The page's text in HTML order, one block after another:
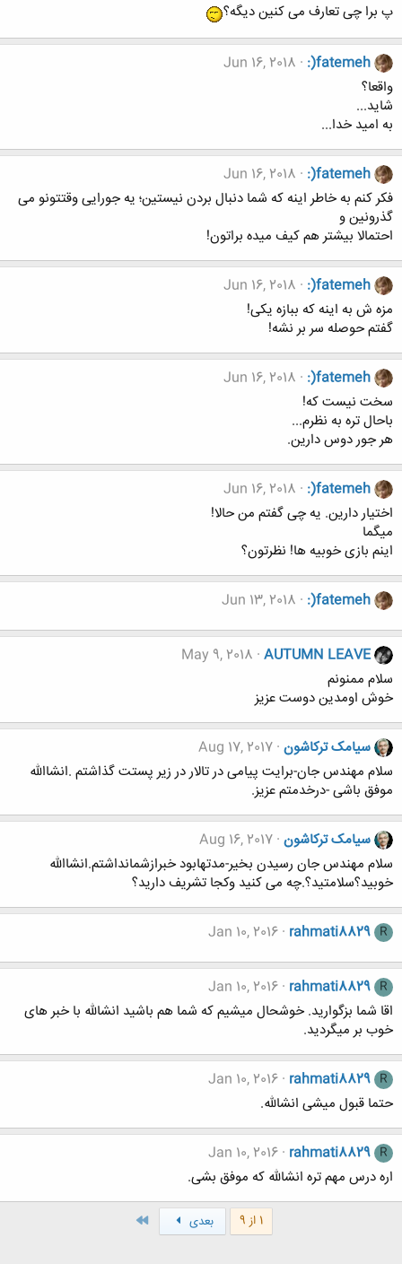
پ برا چی تعارف می کنین دیگه؟
:)fatemeh
Jun 16, 2018
واقعا؟
شاید...
به امید خدا...
:)fatemeh
Jun 16, 2018
فکر کنم به خاطر اینه که شما دنبال بردن نیستین؛ یه جورایی وقتتونو می
گذرونین و
احتمالا بیشتر هم کیف میده براتون!
:)fatemeh
Jun 16, 2018
مزه ش به اینه که ببازه یکی!
گفتم حوصله سر بر نشه!
:)fatemeh
Jun 16, 2018
سخت نیست که!
باحال تره به نظرم...
هر جور دوس دارین.
:)fatemeh
Jun 16, 2018
اختیار دارین. یه چی گفتم من حالا!
میگما
اینم بازی خوبیه ها! نظرتون؟
:)fatemeh
Jun 13, 2018
AUTUMN LEAVE
May 9, 2018
سلام ممنونم
خوش اومدین دوست عزیز
سیامک ترکاشون Aug 17, 2017
سلام مهندس جان-برایت پیامی در تالار در زیر پستت گذاشتم .انشاالله
موفق باشی -درخدمتم عزیز.
سیامک ترکاشون Aug 16, 2017
سلام مهندس جان رسیدن بخیر-مدتهابود خبرازشمانداشتم.انشاالله
خوبید؟سلامتید؟.چه می کنید وکجا تشریف دارید؟
R
rahmati8829
Jan 10, 2016
R
rahmati8829
Jan 10, 2016
اقا شما بزگوارید. خوشحال میشیم که شما هم باشید انشالله با خبر های
خوب بر میگردید.
R
rahmati8829
Jan 10, 2016
حتما قبول میشی انشالله.
R
rahmati8829
Jan 10, 2016
اره درس مهم تره انشالله که موفق بشی.
1 از 9 بعدی